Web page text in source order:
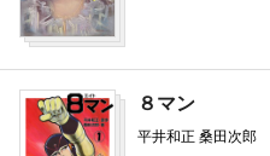
８マン
平井和正 桑田次郎